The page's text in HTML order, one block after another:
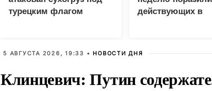
турецким флагом
действующих в
5 АВГУСТА 2026, 19:33 • НОВОСТИ ДНЯ
Клинцевич: Путин